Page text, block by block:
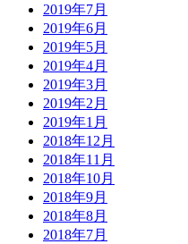
2019年7月
2019年6月
2019年5月
2019年4月
2019年3月
2019年2月
2019年1月
2018年12月
2018年11月
2018年10月
2018年9月
2018年8月
2018年7月